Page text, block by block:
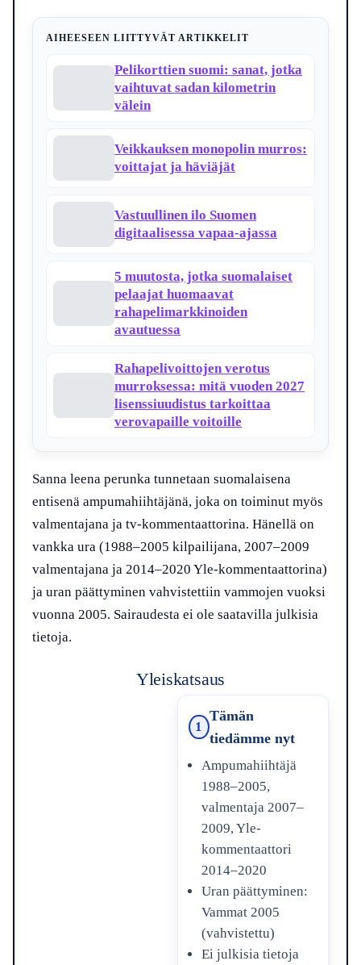
AIHEESEEN LIITTYVÄT ARTIKKELIT
Pelikorttien suomi: sanat, jotka
vaihtuvat sadan kilometrin
välein
Veikkauksen monopolin murros:
voittajat ja häviäjät
Vastuullinen ilo Suomen
digitaalisessa vapaa-ajassa
5 muutosta, jotka suomalaiset
pelaajat huomaavat
rahapelimarkkinoiden
avautuessa
Rahapelivoittojen verotus
murroksessa: mitä vuoden 2027
lisenssiuudistus tarkoittaa
verovapaille voitoille
Sanna leena perunka tunnetaan suomalaisena
entisenä ampumahiihtäjänä, joka on toiminut myös
valmentajana ja tv-kommentaattorina. Hänellä on
vankka ura (1988–2005 kilpailijana, 2007–2009
valmentajana ja 2014–2020 Yle-kommentaattorina)
ja uran päättyminen vahvistettiin vammojen vuoksi
vuonna 2005. Sairaudesta ei ole saatavilla julkisia
tietoja.
Yleiskatsaus
1
Tämän
tiedämme nyt
Ampumahiihtäjä
1988–2005,
valmentaja 2007–
2009, Yle-
kommentaattori
2014–2020
Uran päättyminen:
Vammat 2005
(vahvistettu)
Ei julkisia tietoja